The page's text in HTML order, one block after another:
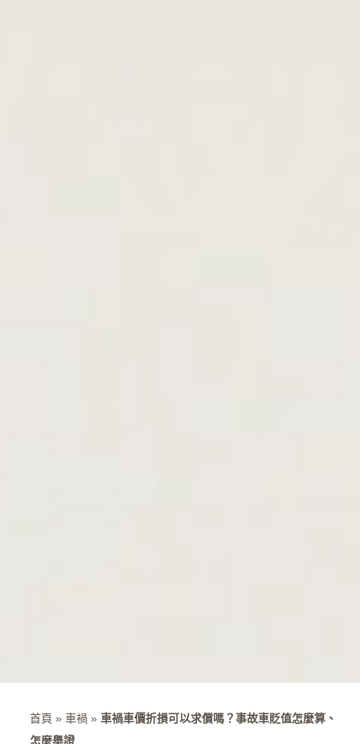
首頁 » 車禍» 車禍車價折損可以求償嗎？事故車貶值怎麼算、
怎麼舉證